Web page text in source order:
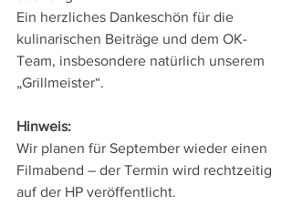
Ein herzliches Dankeschön für die
kulinarischen Beiträge und dem OK-
Team, insbesondere natürlich unserem
„Grillmeister“.
Hinweis:
Wir planen für September wieder einen
Filmabend – der Termin wird rechtzeitig
auf der HP veröffentlicht.